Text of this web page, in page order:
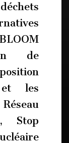
de
et les
Stop